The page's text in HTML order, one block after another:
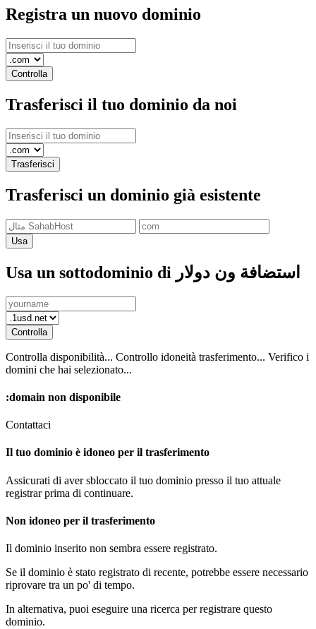
Registra un nuovo dominio
Controlla
Trasferisci il tuo dominio da noi
Trasferisci
Trasferisci un dominio già esistente
Usa
Usa un sottodominio di استضافة ون دولار
Controlla
Controlla disponibilità... Controllo idoneità trasferimento... Verifico i
domini che hai selezionato...
:domain non disponibile
Contattaci
Il tuo dominio è idoneo per il trasferimento
Assicurati di aver sbloccato il tuo dominio presso il tuo attuale
registrar prima di continuare.
Non idoneo per il trasferimento
Il dominio inserito non sembra essere registrato.
Se il dominio è stato registrato di recente, potrebbe essere necessario
riprovare tra un po' di tempo.
In alternativa, puoi eseguire una ricerca per registrare questo
dominio.